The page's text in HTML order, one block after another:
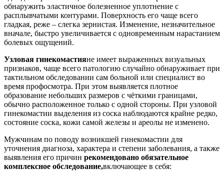
обнаружить эластичное болезненное уплотнение с
расплывчатыми контурами. Поверхность его чаще всего
гладкая, реже – слегка зернистая. Изменение, незначительное
вначале, быстро увеличивается с одновременным нарастанием
болевых ощущений.
Узловая гинекомастияне имеет выраженных визуальных
признаков, чаще всего патологию случайно обнаруживает при
тактильном обследовании сам больной или специалист во
время профосмотра. При этом выявляется плотное
образование небольших размеров с чёткими границами,
обычно расположенное только с одной стороны. При узловой
гинекомастии выделения из соска наблюдаются крайне редко,
состояние соска, кожи самой железы и ареолы не изменено.
Мужчинам по поводу возникшей гинекомастии для
уточнения диагноза, характера и степени заболевания, а также
выявления его причин рекомендовано обязательное
комплексное обследование,включающее в себя: